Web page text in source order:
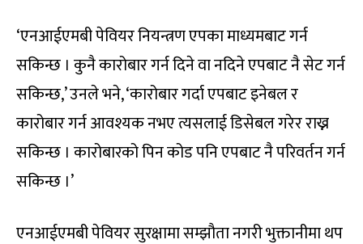
‘एनआईएमबी पेवियर नियन्त्रण एपका माध्यमबाट गर्न
सकिन्छ । कुनै कारोबार गर्न दिने वा नदिने एपबाट नै सेट गर्न
सकिन्छ,’ उनले भने, ‘कारोबार गर्दा एपबाट इनेबल र
कारोबार गर्न आवश्यक नभए त्यसलाई डिसेबल गरेर राख्न
सकिन्छ । कारोबारको पिन कोड पनि एपबाट नै परिवर्तन गर्न
सकिन्छ ।’
एनआईएमबी पेवियर सुरक्षामा सम्झौता नगरी भुक्तानीमा थप